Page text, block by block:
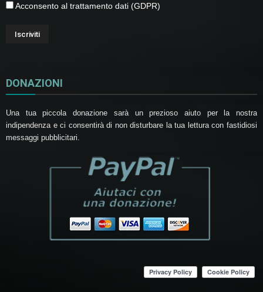
Acconsento al trattamento dati (GDPR)
DONAZIONI
Una tua piccola donazione sarà un prezioso aiuto per la nostra
indipendenza e ci consentirà di non disturbare la tua lettura con fastidiosi
messaggi pubblicitari.